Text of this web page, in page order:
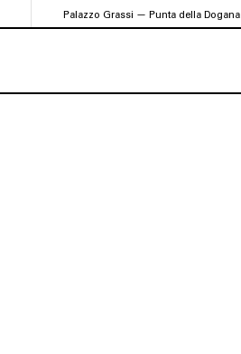
Palazzo Grassi — Punta della Dogana